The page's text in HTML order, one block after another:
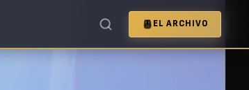
EL ARCHIVO